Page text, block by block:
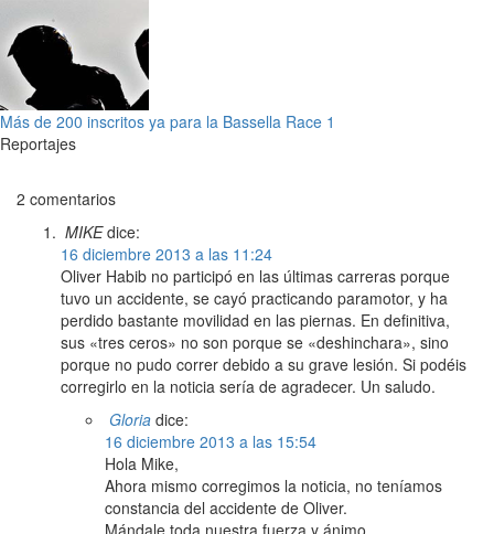
Más de 200 inscritos ya para la Bassella Race 1
Reportajes
2 comentarios
MIKE dice:
16 diciembre 2013 a las 11:24
Oliver Habib no participó en las últimas carreras porque
tuvo un accidente, se cayó practicando paramotor, y ha
perdido bastante movilidad en las piernas. En definitiva,
sus «tres ceros» no son porque se «deshinchara», sino
porque no pudo correr debido a su grave lesión. Si podéis
corregirlo en la noticia sería de agradecer. Un saludo.
Gloria dice:
16 diciembre 2013 a las 15:54
Hola Mike,
Ahora mismo corregimos la noticia, no teníamos
constancia del accidente de Oliver.